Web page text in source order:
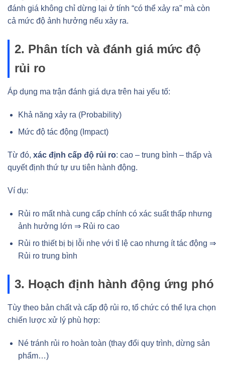
đánh giá không chỉ dừng lại ở tính “có thể xảy ra” mà còn
cả mức độ ảnh hưởng nếu xảy ra.
2. Phân tích và đánh giá mức độ
rủi ro
Áp dụng ma trận đánh giá dựa trên hai yếu tố:
Khả năng xảy ra (Probability)
Mức độ tác động (Impact)
Từ đó, xác định cấp độ rủi ro: cao – trung bình – thấp và
quyết định thứ tự ưu tiên hành động.
Ví dụ:
Rủi ro mất nhà cung cấp chính có xác suất thấp nhưng
ảnh hưởng lớn ⇒ Rủi ro cao
Rủi ro thiết bị bị lỗi nhẹ với tỉ lệ cao nhưng ít tác động ⇒
Rủi ro trung bình
3. Hoạch định hành động ứng phó
Tùy theo bản chất và cấp độ rủi ro, tổ chức có thể lựa chọn
chiến lược xử lý phù hợp:
Né tránh rủi ro hoàn toàn (thay đổi quy trình, dừng sản
phẩm…)